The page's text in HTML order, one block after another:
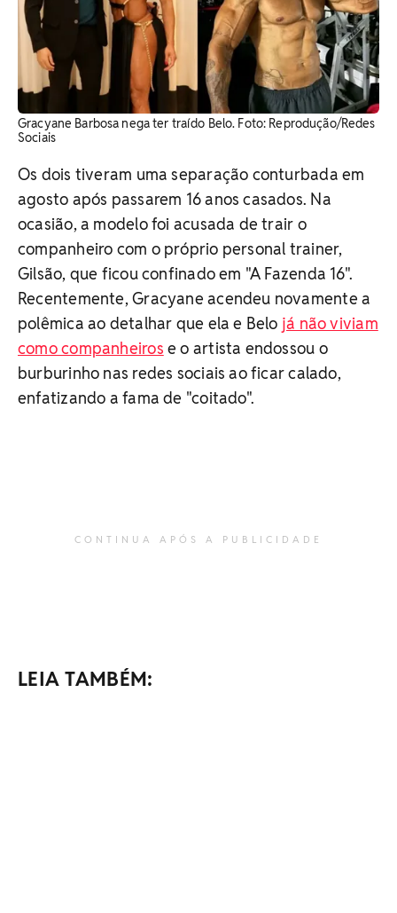
Gracyane Barbosa nega ter traído Belo. Foto: Reprodução/Redes
Sociais
Os dois tiveram uma separação conturbada em
agosto após passarem 16 anos casados. Na
ocasião, a modelo foi acusada de trair o
companheiro com o próprio personal trainer,
Gilsão, que ficou confinado em "A Fazenda 16".
Recentemente, Gracyane acendeu novamente a
polêmica ao detalhar que ela e Belo já não viviam
como companheiros e o artista endossou o
burburinho nas redes sociais ao ficar calado,
enfatizando a fama de "coitado".
CONTINUA APÓS A PUBLICIDADE
LEIA TAMBÉM: